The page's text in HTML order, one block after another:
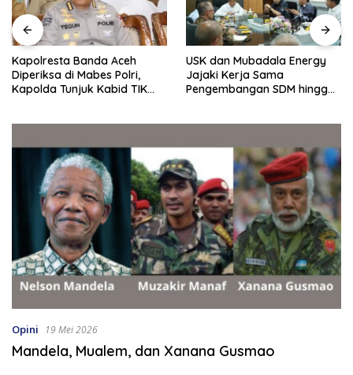
Kapolresta Banda Aceh
Diperiksa di Mabes Polri,
Kapolda Tunjuk Kabid TIK
USK dan Mubadala Energy
Jajaki Kerja Sama
Pengembangan SDM hingga
Opini 19 Mei 2026
Mandela, Mualem, dan Xanana Gusmao